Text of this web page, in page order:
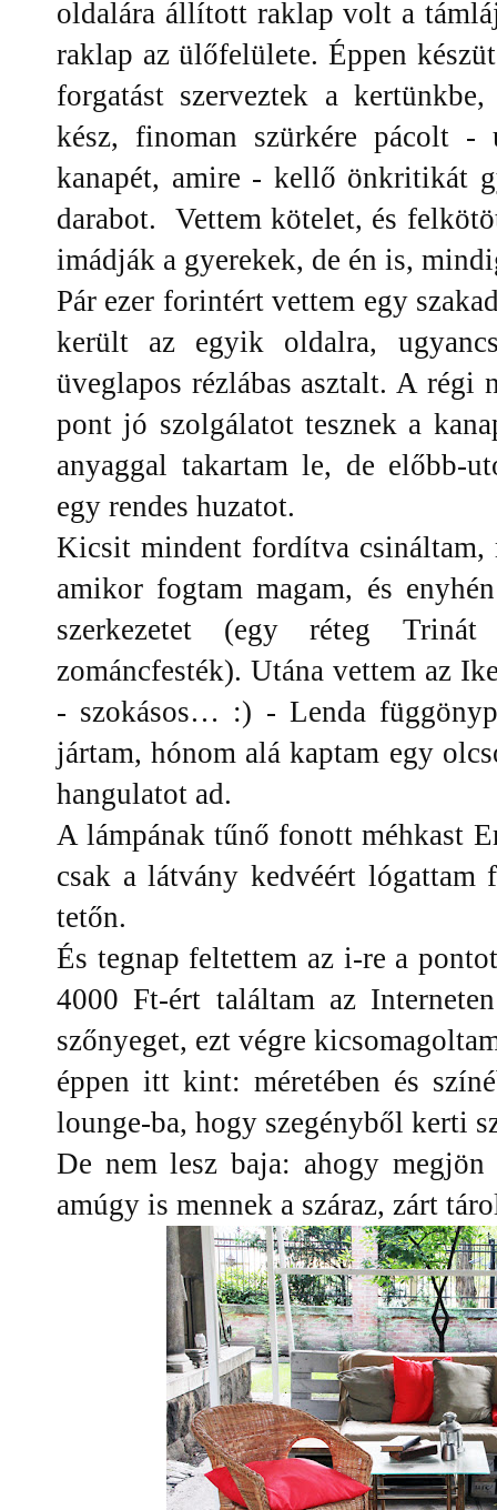
oldalára állított raklap volt a
raklap az ülőfelülete. Éppen
forgatást szerveztek a
kész, finoman szürkére pácolt -
kanapét, amire - kellő önkritikát
darabot. Vettem kötelet, és
imádják a gyerekek, de én is,
Pár ezer forintért vettem egy
került az egyik oldalra,
üveglapos rézlábas asztalt. A
pont jó szolgálatot tesznek a
anyaggal takartam le, de előbb-
egy rendes huzatot.
Kicsit mindent fordítva csináltam,
amikor fogtam magam, és
szerkezetet (egy réteg
zománcfesték). Utána vettem az
- szokásos… :) - Lenda
jártam, hónom alá kaptam egy
hangulatot ad.
A lámpának tűnő fonott méhkast
csak a látvány kedvéért lógattam
tetőn.
És tegnap feltettem az i-re a
4000 Ft-ért találtam az
szőnyeget, ezt végre
éppen itt kint: méretében és
lounge-ba, hogy szegényből kerti
De nem lesz baja: ahogy
amúgy is mennek a száraz, zárt